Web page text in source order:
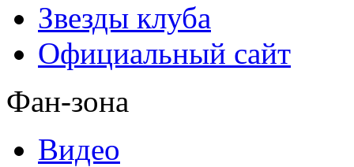
Звезды клуба
Официальный сайт
Фан-зона
Видео